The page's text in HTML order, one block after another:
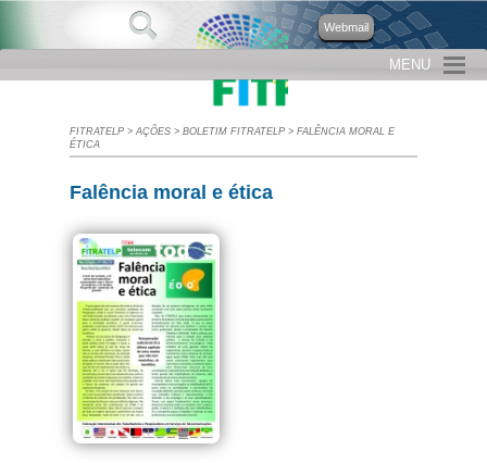
Webmail
MENU
FITRATELP >AÇÕES > BOLETIM FITRATELP > FALÊNCIA MORAL E
ÉTICA
Falência moral e ética